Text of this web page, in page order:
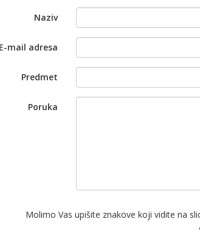
Naziv
E-mail adresa
Predmet
Poruka
Molimo Vas upišite znakove koji vidite na